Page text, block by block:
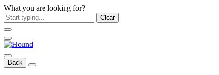
What you are looking for?
Clear
Back